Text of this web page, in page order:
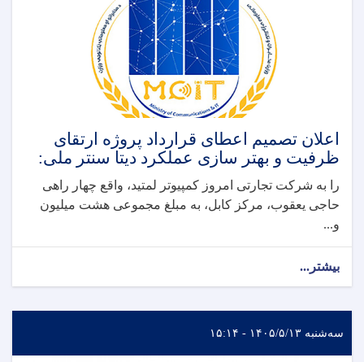
اعلان تصمیم اعطای قرارداد پروژه ارتقای
ظرفیت و بهتر سازی عملکرد دیتا سنتر ملی:
را به شرکت تجارتی امروز کمپیوتر لمتید، واقع چهار راهی
حاجی یعقوب، مرکز کابل، به مبلغ مجموعی هشت میلیون
و...
بیشتر...
سه‌شنبه ۱۴۰۵/۵/۱۳ - ۱۵:۱۴